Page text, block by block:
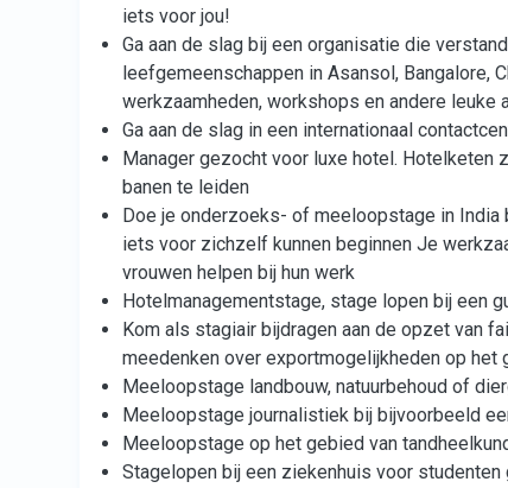
iets voor jou!
Ga aan de slag bij een organisatie die
leefgemeenschappen in Asansol, Bangalore,
werkzaamheden, workshops en andere leuke
Ga aan de slag in een internationaal
Manager gezocht voor luxe hotel. Hotelketen
banen te leiden
Doe je onderzoeks- of meeloopstage in
iets voor zichzelf kunnen beginnen Je
vrouwen helpen bij hun werk
Hotelmanagementstage, stage lopen bij een
Kom als stagiair bijdragen aan de opzet van
meedenken over exportmogelijkheden op het
Meeloopstage landbouw, natuurbehoud of
Meeloopstage journalistiek bij bijvoorbeeld
Meeloopstage op het gebied van
Stagelopen bij een ziekenhuis voor studenten